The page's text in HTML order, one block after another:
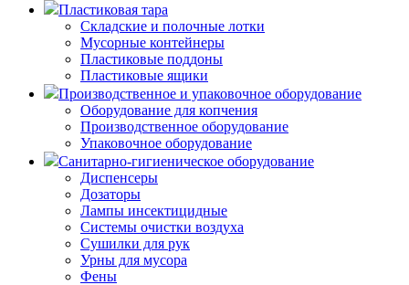
Пластиковая тара
Складские и полочные лотки
Мусорные контейнеры
Пластиковые поддоны
Пластиковые ящики
Производственное и упаковочное оборудование
Оборудование для копчения
Производственное оборудование
Упаковочное оборудование
Санитарно-гигиеническое оборудование
Диспенсеры
Дозаторы
Лампы инсектицидные
Системы очистки воздуха
Сушилки для рук
Урны для мусора
Фены